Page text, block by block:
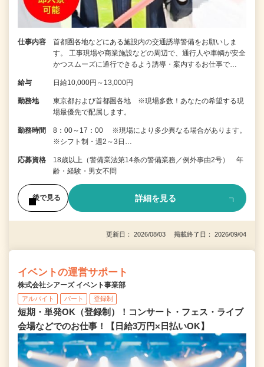
仕事内容
首都圏各地などにある施設内の交通誘導警備をお願いしま
す。 工事現場や商業施設などの周辺で、通行人や車輌が安全
かつスムーズに通行できるよう誘導・案内するお仕事で…
給与 日給10,000円～13,000円
勤務地
東京都および首都圏各地 ※現場多数！あなたの希望する現
場最優先で配属します。
勤務時間
8：00～17：00 ※現場により多少異なる場合があります。
※シフト制・週2～3日…
応募資格
18歳以上（警備業法第14条の警備業務／例外事由2号） 年
齢・経験・男女不問
後で見る 詳細を見る
更新日： 2026/08/03 掲載終了日： 2026/09/04
イベントの運営サポート
株式会社シアーズ イベント事業部
アルバイト パート 登録制
短期・単発OK（登録制）！コンサート・フェス・ライブ
会場などでのお仕事！【日給3万円×日払いOK】